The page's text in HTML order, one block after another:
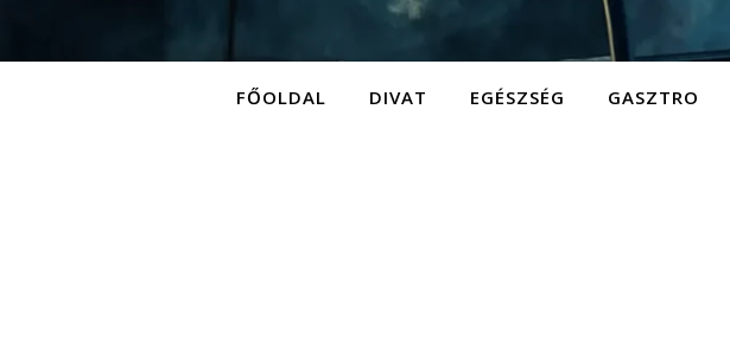
FŐOLDAL DIVAT EGÉSZSÉG GASZTRO